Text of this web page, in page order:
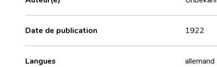
Date de publication 1922
Langues allemand